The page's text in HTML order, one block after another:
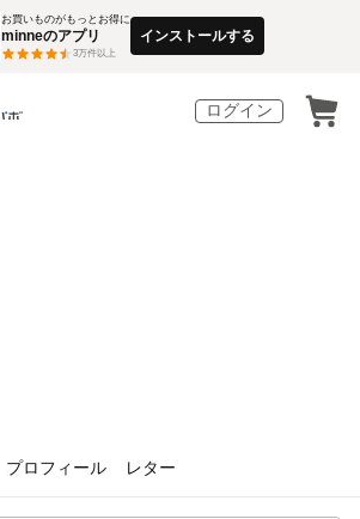
お買いものがもっとお得に
minneのアプリ
3万件以上
インストールする
ログイン
プロフィール レター